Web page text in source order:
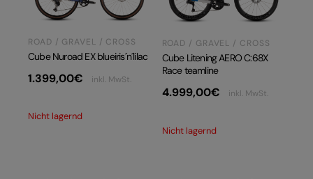
ROAD / GRAVEL / CROSS
Cube Nuroad EX blueiris´n´lilac
1.399,00€ inkl. MwSt.
Nicht lagernd
ROAD / GRAVEL / CROSS
Cube Litening AERO C:68X
Race teamline
4.999,00€ inkl. MwSt.
Nicht lagernd